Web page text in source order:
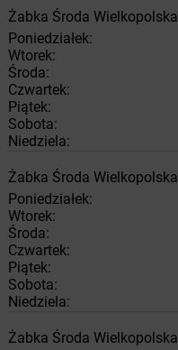
Żabka Środa Wielkopolska
Poniedziałek:
Wtorek:
Środa:
Czwartek:
Piątek:
Sobota:
Niedziela:
Żabka Środa Wielkopolska
Poniedziałek:
Wtorek:
Środa:
Czwartek:
Piątek:
Sobota:
Niedziela:
Żabka Środa Wielkopolska